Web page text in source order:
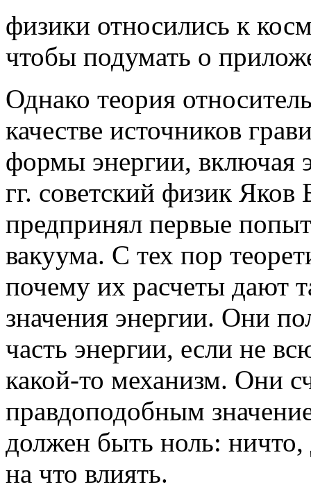
физики относились к
чтобы подумать о
Однако теория
качестве источников
формы энергии, включая
гг. советский физик
предпринял первые
вакуума. С тех пор
почему их расчеты дают
значения энергии. Они
часть энергии, если не
какой-то механизм. Они
правдоподобным
должен быть ноль:
на что влиять.